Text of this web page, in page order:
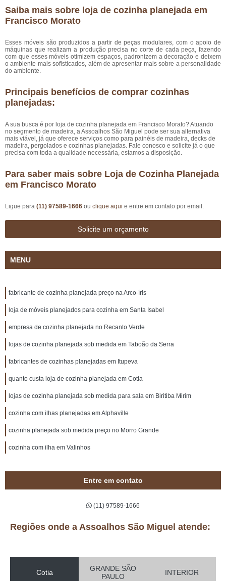
Saiba mais sobre loja de cozinha planejada em
Francisco Morato
Esses móveis são produzidos a partir de peças modulares, com o apoio de
máquinas que realizam a produção precisa no corte de cada peça, fazendo
com que esses móveis otimizem espaços, padronizem a decoração e deixem
o ambiente mais sofisticados, além de apresentar mais sobre a personalidade
do ambiente.
Principais benefícios de comprar cozinhas
planejadas:
A sua busca é por loja de cozinha planejada em Francisco Morato? Atuando
no segmento de madeira, a Assoalhos São Miguel pode ser sua alternativa
mais viável, já que oferece serviços como para painéis de madeira, decks de
madeira, pergolados e cozinhas planejadas. Fale conosco e solicite já o que
precisa com toda a qualidade necessária, estamos a disposição.
Para saber mais sobre Loja de Cozinha Planejada
em Francisco Morato
Ligue para (11) 97589-1666 ou clique aqui e entre em contato por email.
Solicite um orçamento
MENU
fabricante de cozinha planejada preço na Arco-íris
loja de móveis planejados para cozinha em Santa Isabel
empresa de cozinha planejada no Recanto Verde
lojas de cozinha planejada sob medida em Taboão da Serra
fabricantes de cozinhas planejadas em Itupeva
quanto custa loja de cozinha planejada em Cotia
lojas de cozinha planejada sob medida para sala em Biritiba Mirim
cozinha com ilhas planejadas em Alphaville
cozinha planejada sob medida preço no Morro Grande
cozinha com ilha em Valinhos
Entre em contato
(11) 97589-1666
Regiões onde a Assoalhos São Miguel atende:
Cotia
GRANDE SÃO
PAULO
INTERIOR